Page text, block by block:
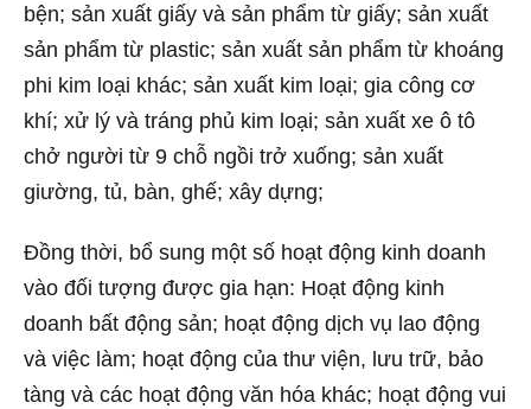
bện; sản xuất giấy và sản phẩm từ giấy; sản xuất
sản phẩm từ plastic; sản xuất sản phẩm từ khoáng
phi kim loại khác; sản xuất kim loại; gia công cơ
khí; xử lý và tráng phủ kim loại; sản xuất xe ô tô
chở người từ 9 chỗ ngồi trở xuống; sản xuất
giường, tủ, bàn, ghế; xây dựng;
Đồng thời, bổ sung một số hoạt động kinh doanh
vào đối tượng được gia hạn: Hoạt động kinh
doanh bất động sản; hoạt động dịch vụ lao động
và việc làm; hoạt động của thư viện, lưu trữ, bảo
tàng và các hoạt động văn hóa khác; hoạt động vui